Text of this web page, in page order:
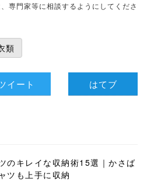
専門家等に相談するようにしてくださ
類
イート はてブ
のキレイな収納術15選｜かさば
ツも上手に収納